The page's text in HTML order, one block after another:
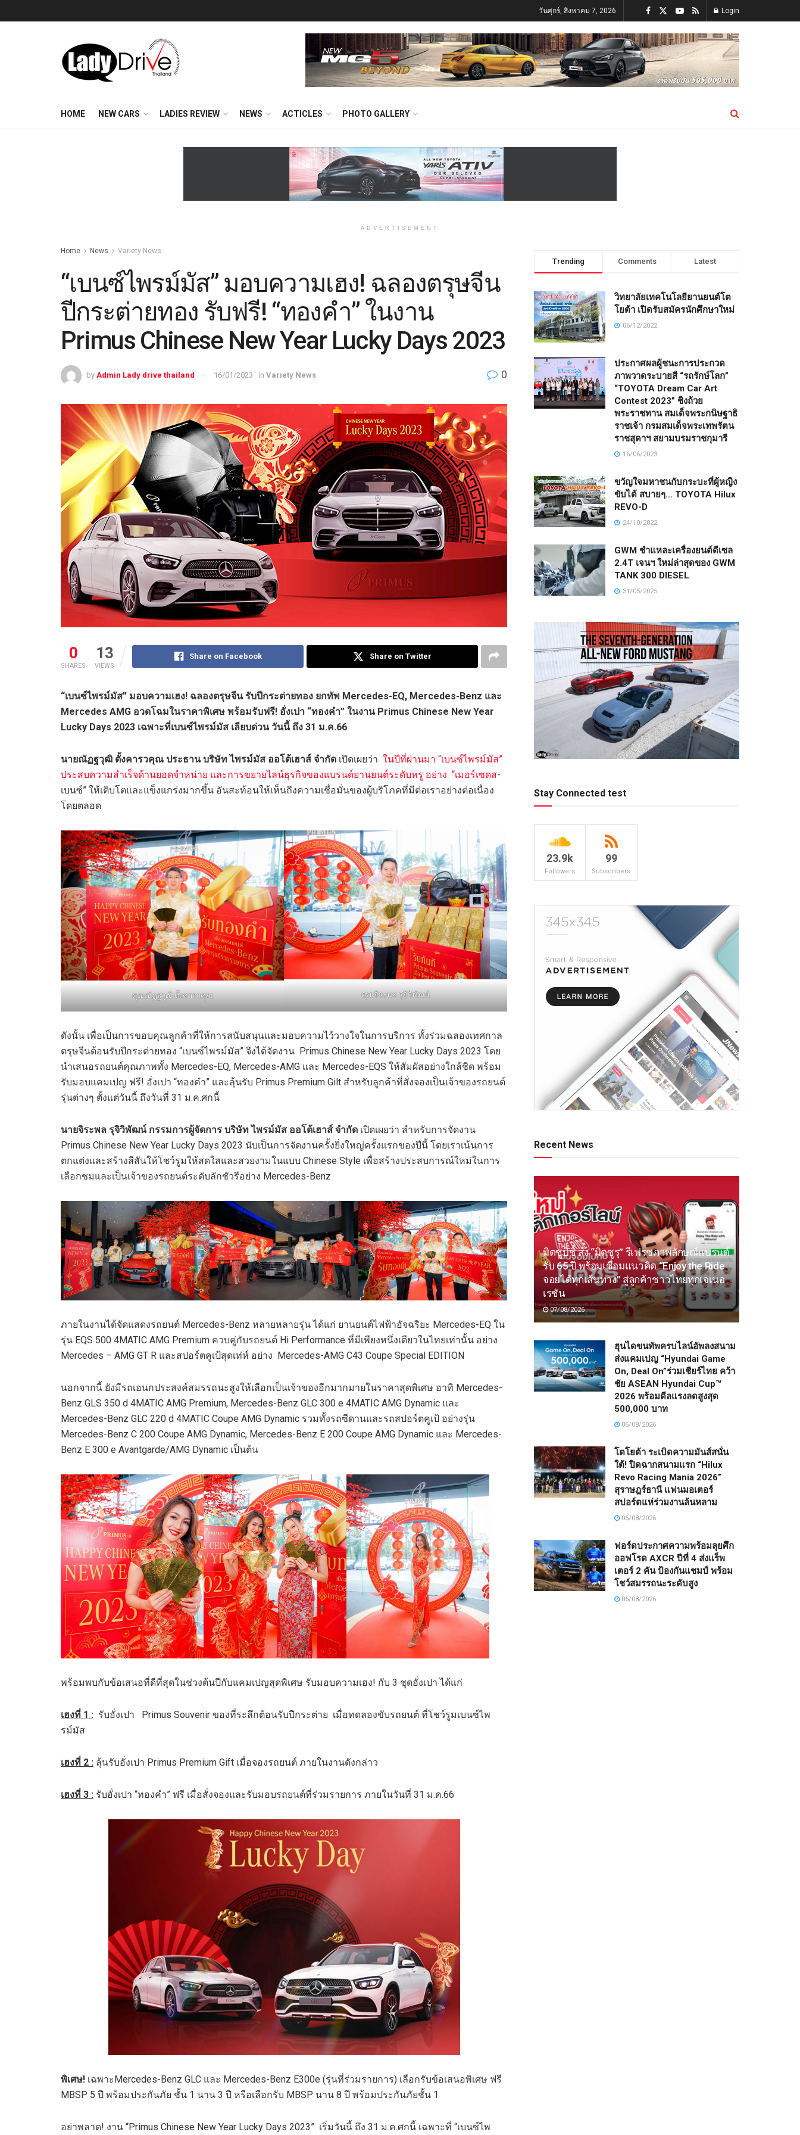
วันศุกร์, สิงหาคม 7, 2026 Login
HOME NEW CARS LADIES REVIEW NEWS ACTICLES PHOTO GALLERY
ADVERTISEMENT
Home News Variety News
“เบนซ์ไพรม์มัส” มอบความเฮง! ฉลองตรุษจีน
ปีกระต่ายทอง รับฟรี! “ทองคำ” ในงาน
Primus Chinese New Year Lucky Days 2023
by Admin Lady drive thailand 16/01/2023 in Variety News 0
0
SHARES
13
VIEWS
Share on Facebook Share on Twitter
“เบนซ์ไพรม์มัส” มอบความเฮง! ฉลองตรุษจีน รับปีกระต่ายทอง ยกทัพ Mercedes-EQ, Mercedes-Benz และ
Mercedes AMG อวดโฉมในราคาพิเศษ พร้อมรับฟรี! อั่งเปา “ทองคำ” ในงาน Primus Chinese New Year
Lucky Days 2023 เฉพาะที่เบนซ์ไพรม์มัส เลียบด่วน วันนี้ ถึง 31 ม.ค.66
นายณัฏฐวุฒิ ตั้งคารวคุณ ประธาน บริษัท ไพรม์มัส ออโต้เฮาส์ จำกัด เปิดเผยว่า ในปีที่ผ่านมา “เบนซ์ไพรม์มัส”
ประสบความสำเร็จด้านยอดจำหน่าย และการขยายไลน์ธุรกิจของแบรนด์ยานยนต์ระดับหรู อย่าง “เมอร์เซดส-
เบนซ์” ให้เติบโตและแข็งแกร่งมากขึ้น อันสะท้อนให้เห็นถึงความเชื่อมั่นของผู้บริโภคที่มีต่อเราอย่างต่อเนื่อง
โดยตลอด
คุณณัฏฐวุฒิ ตั้งคารวคุณ คุณจิระพล รุจิวิพัฒน์
ดังนั้น เพื่อเป็นการขอบคุณลูกค้าที่ให้การสนับสนุนและมอบความไว้วางใจในการบริการ ทั้งร่วมฉลองเทศกาล
ตรุษจีนต้อนรับปีกระต่ายทอง “เบนซ์ไพรม์มัส” จึงได้จัดงาน Primus Chinese New Year Lucky Days 2023 โดย
นำเสนอรถยนต์คุณภาพทั้ง Mercedes-EQ, Mercedes-AMG และ Mercedes-EQS ให้สัมผัสอย่างใกล้ชิด พร้อม
รับมอบแคมเปญ ฟรี! อั่งเปา “ทองคำ” และลุ้นรับ Primus Premium Gilt สำหรับลูกค้าที่สั่งจองเป็นเจ้าของรถยนต์
รุ่นต่างๆ ตั้งแต่วันนี้ ถึงวันที่ 31 ม.ค.ศกนี้
นายจิระพล รุจิวิพัฒน์ กรรมการผู้จัดการ บริษัท ไพรม์มัส ออโต้เฮาส์ จำกัด เปิดเผยว่า สำหรับการจัดงาน
Primus Chinese New Year Lucky Days 2023 นับเป็นการจัดงานครั้งยิ่งใหญ่ครั้งแรกของปีนี้ โดยเราเน้นการ
ตกแต่งและสร้างสีสันให้โชว์รูมให้สดใสและสวยงามในแบบ Chinese Style เพื่อสร้างประสบการณ์ใหม่ในการ
เลือกชมและเป็นเจ้าของรถยนต์ระดับลักชัวรีอย่าง Mercedes-Benz
ภายในงานได้จัดแสดงรถยนต์ Mercedes-Benz หลายหลายรุ่น ได้แก่ ยานยนต์ไฟฟ้าอัจฉริยะ Mercedes-EQ ใน
รุ่น EQS 500 4MATIC AMG Premium ควบคู่กับรถยนต์ Hi Performance ที่มีเพียงหนึ่งเดียวในไทยเท่านั้น อย่าง
Mercedes – AMG GT R และสปอร์ตคูเป้สุดเท่ห์ อย่าง Mercedes-AMG C43 Coupe Special EDITION
นอกจากนี้ ยังมีรถเอนกประสงค์สมรรถนะสูงให้เลือกเป็นเจ้าของอีกมากมายในราคาสุดพิเศษ อาทิ Mercedes-
Benz GLS 350 d 4MATIC AMG Premium, Mercedes-Benz GLC 300 e 4MATIC AMG Dynamic และ
Mercedes-Benz GLC 220 d 4MATIC Coupe AMG Dynamic รวมทั้งรถซีดานและรถสปอร์ตคูเป้ อย่างรุ่น
Mercedes-Benz C 200 Coupe AMG Dynamic, Mercedes-Benz E 200 Coupe AMG Dynamic และ Mercedes-
Benz E 300 e Avantgarde/AMG Dynamic เป็นต้น
พร้อมพบกับข้อเสนอที่ดีที่สุดในช่วงต้นปีกับแคมเปญสุดพิเศษ รับมอบความเฮง! กับ 3 ชุดอั่งเปา ได้แก่
เฮงที่ 1 : รับอั่งเปา Primus Souvenir ของที่ระลึกต้อนรับปีกระต่าย เมื่อทดลองขับรถยนต์ ที่โชว์รูมเบนซ์ไพ
รม์มัส
เฮงที่ 2 : ลุ้นรับอั่งเปา Primus Premium Gift เมื่อจองรถยนต์ ภายในงานดังกล่าว
เฮงที่ 3 : รับอั่งเปา “ทองคำ” ฟรี เมื่อสั่งจองและรับมอบรถยนต์ที่ร่วมรายการ ภายในวันที่ 31 ม.ค.66
พิเศษ! เฉพาะMercedes-Benz GLC และ Mercedes-Benz E300e (รุ่นที่ร่วมรายการ) เลือกรับข้อเสนอพิเศษ ฟรี
MBSP 5 ปี พร้อมประกันภัย ชั้น 1 นาน 3 ปี หรือเลือกรับ MBSP นาน 8 ปี พร้อมประกันภัยชั้น 1
อย่าพลาด! งาน “Primus Chinese New Year Lucky Days 2023” เริ่มวันนี้ ถึง 31 ม.ค.ศกนี้ เฉพาะที่ “เบนซ์ไพ
Trending Comments Latest
วิทยาลัยเทคโนโลยียานยนต์โต
โยต้า เปิดรับสมัครนักศึกษาใหม่
06/12/2022
ประกาศผลผู้ชนะการประกวด
ภาพวาดระบายสี “รถรักษ์โลก”
“TOYOTA Dream Car Art
Contest 2023” ชิงถ้วย
พระราชทาน สมเด็จพระกนิษฐาธิ
ราชเจ้า กรมสมเด็จพระเทพรัตน
ราชสุดาฯ สยามบรมราชกุมารี
16/06/2023
ขวัญใจมหาชนกับกระบะที่ผู้หญิง
ขับได้ สบายๆ… TOYOTA Hilux
REVO-D
24/10/2022
GWM ชำแหละเครื่องยนต์ดีเซล
2.4T เจนฯ ใหม่ล่าสุดของ GWM
TANK 300 DIESEL
31/05/2025
Stay Connected test
23.9k
Followers
99
Subscribers
Recent News
มิตซูบิชิ ส่ง “มิตซูรุ” รีเฟรชภาพลักษณ์แบรนด์
รับ 65 ปี พร้อมเชื่อมแนวคิด “Enjoy the Ride
จอยได้ทุกเส้นทาง” สู่ลูกค้าชาวไทยทุกเจเนอ
เรชัน
07/08/2026
ฮุนไดขนทัพครบไลน์อัพลงสนาม
ส่งแคมเปญ “Hyundai Game
On, Deal On”ร่วมเชียร์ไทย คว้า
ชัย ASEAN Hyundai Cup™
2026 พร้อมดีลแรงลดสูงสุด
500,000 บาท
06/08/2026
โตโยต้า ระเบิดความมันส์สนั่น
ใต้! ปิดฉากสนามแรก “Hilux
Revo Racing Mania 2026”
สุราษฎร์ธานี แฟนมอเตอร์
สปอร์ตแห่ร่วมงานล้นหลาม
06/08/2026
ฟอร์ดประกาศความพร้อมลุยศึก
ออฟโรด AXCR ปีที่ 4 ส่งแร็พ
เตอร์ 2 คัน ป้องกันแชมป์ พร้อม
โชว์สมรรถนะระดับสูง
06/08/2026